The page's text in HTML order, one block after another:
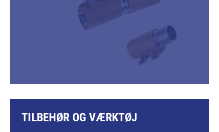
TILBEHØR OG VÆRKTØJ